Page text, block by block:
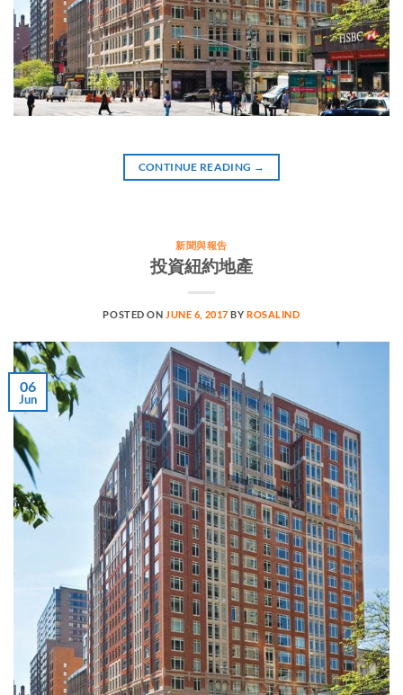
CONTINUE READING →
新聞與報告
投資紐約地產
POSTED ON JUNE 6, 2017 BYROSALIND
06
Jun